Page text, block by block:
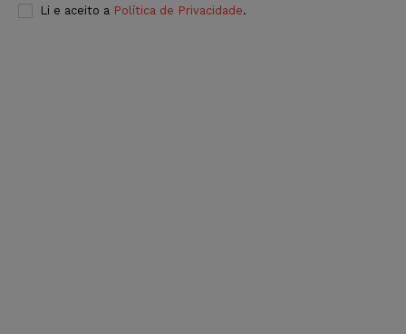
Li e aceito a Política de Privacidade.